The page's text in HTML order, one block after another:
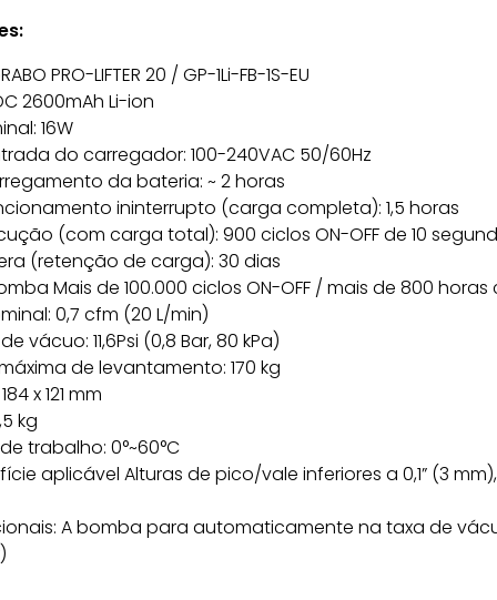
PRO-LIFTER 20 / GP-1Li-FB-1S-EU
2600mAh Li-ion
16W
do carregador: 100-240VAC 50/60Hz
da bateria: ~ 2 horas
ininterrupto (carga completa): 1,5 horas
(com carga total): 900 ciclos ON-OFF de 10
(retenção de carga): 30 dias
Mais de 100.000 ciclos ON-OFF / mais de 800
0,7 cfm (20 L/min)
vácuo: 11,6Psi (0,8 Bar, 80 kPa)
de levantamento: 170 kg
x 121 mm
kg
trabalho: 0°~60°C
aplicável Alturas de pico/vale inferiores a 0,1” (3
A bomba para automaticamente na taxa de